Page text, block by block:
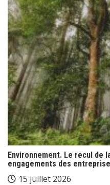
Environnement. Le recul de
engagements des
15 juillet 2026